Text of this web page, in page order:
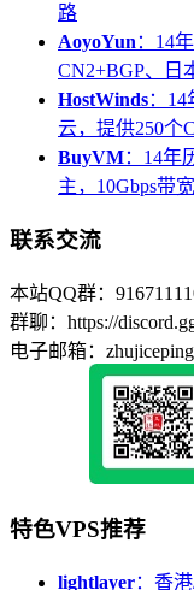
路
AoyoYun ：14
CN2+BGP、日
HostWinds：
云，提供250个
BuyVM：14年
主，10Gbps带
联系交流
本站QQ群：
群聊：https://
电子邮箱：
特色VPS推荐
lightlayer：香